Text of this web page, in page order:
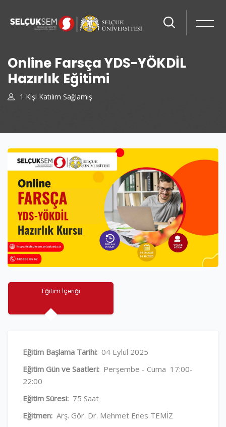
Online Farsça YDS-YÖKDİL
Hazırlık Eğitimi
1 Kişi Katılım Sağlamış
Eğitim İçeriği
Eğitim Başlama Tarihi: 04 Eylül 2025
Eğitim Gün ve Saatleri: Perşembe - Cuma 17:00-
22:00
Eğitim Süresi: 75 Saat
Eğitmen: Arş. Gör. Dr. Mehmet Enes TEMİZ